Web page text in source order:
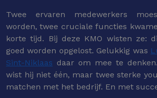
Twee ervaren medewerkers
worden, twee cruciale functies
korte tijd. Bij deze KMO wisten ze:
goed worden opgelost. Gelukkig was
Sint-Niklaas daar om mee te
wist hij niet één, maar twee sterke
matchen met het bedrijf. En met